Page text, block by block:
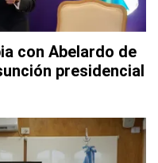
con Abelardo de
presidencial